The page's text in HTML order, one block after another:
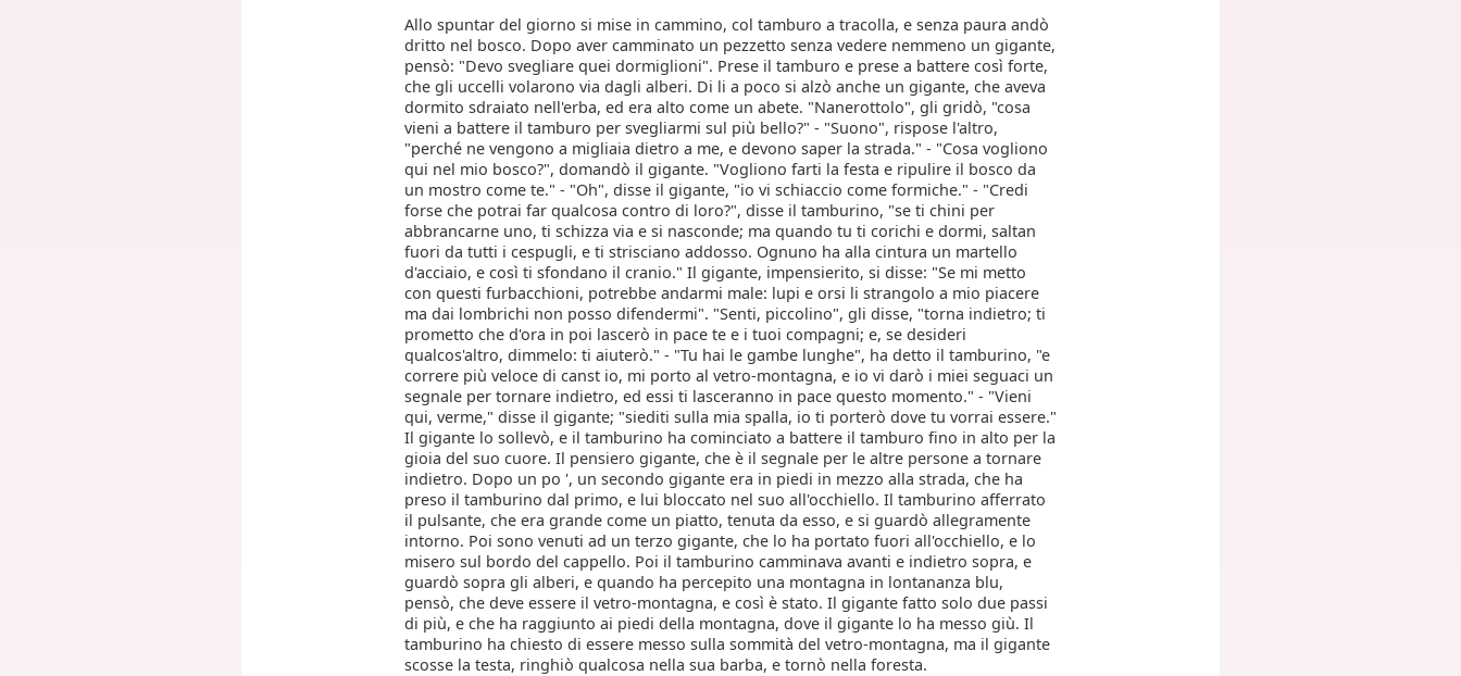
Allo spuntar del giorno si mise in cammino, col tamburo a tracolla, e senza paura andò
dritto nel bosco. Dopo aver camminato un pezzetto senza vedere nemmeno un gigante,
pensò: "Devo svegliare quei dormiglioni". Prese il tamburo e prese a battere così forte,
che gli uccelli volarono via dagli alberi. Di li a poco si alzò anche un gigante, che aveva
dormito sdraiato nell'erba, ed era alto come un abete. "Nanerottolo", gli gridò, "cosa
vieni a battere il tamburo per svegliarmi sul più bello?" - "Suono", rispose l'altro,
"perché ne vengono a migliaia dietro a me, e devono saper la strada." - "Cosa vogliono
qui nel mio bosco?", domandò il gigante. "Vogliono farti la festa e ripulire il bosco da
un mostro come te." - "Oh", disse il gigante, "io vi schiaccio come formiche." - "Credi
forse che potrai far qualcosa contro di loro?", disse il tamburino, "se ti chini per
abbrancarne uno, ti schizza via e si nasconde; ma quando tu ti corichi e dormi, saltan
fuori da tutti i cespugli, e ti strisciano addosso. Ognuno ha alla cintura un martello
d'acciaio, e così ti sfondano il cranio." Il gigante, impensierito, si disse: "Se mi metto
con questi furbacchioni, potrebbe andarmi male: lupi e orsi li strangolo a mio piacere
ma dai lombrichi non posso difendermi". "Senti, piccolino", gli disse, "torna indietro; ti
prometto che d'ora in poi lascerò in pace te e i tuoi compagni; e, se desideri
qualcos'altro, dimmelo: ti aiuterò." - "Tu hai le gambe lunghe", ha detto il tamburino, "e
correre più veloce di canst io, mi porto al vetro-montagna, e io vi darò i miei seguaci un
segnale per tornare indietro, ed essi ti lasceranno in pace questo momento." - "Vieni
qui, verme," disse il gigante; "siediti sulla mia spalla, io ti porterò dove tu vorrai essere."
Il gigante lo sollevò, e il tamburino ha cominciato a battere il tamburo fino in alto per la
gioia del suo cuore. Il pensiero gigante, che è il segnale per le altre persone a tornare
indietro. Dopo un po ', un secondo gigante era in piedi in mezzo alla strada, che ha
preso il tamburino dal primo, e lui bloccato nel suo all'occhiello. Il tamburino afferrato
il pulsante, che era grande come un piatto, tenuta da esso, e si guardò allegramente
intorno. Poi sono venuti ad un terzo gigante, che lo ha portato fuori all'occhiello, e lo
misero sul bordo del cappello. Poi il tamburino camminava avanti e indietro sopra, e
guardò sopra gli alberi, e quando ha percepito una montagna in lontananza blu,
pensò, che deve essere il vetro-montagna, e così è stato. Il gigante fatto solo due passi
di più, e che ha raggiunto ai piedi della montagna, dove il gigante lo ha messo giù. Il
tamburino ha chiesto di essere messo sulla sommità del vetro-montagna, ma il gigante
scosse la testa, ringhiò qualcosa nella sua barba, e tornò nella foresta.